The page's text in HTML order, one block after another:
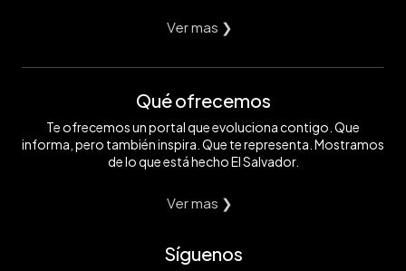
Ver mas ❯
Qué ofrecemos
Te ofrecemos un portal que evoluciona contigo. Que
informa, pero también inspira. Que te representa. Mostramos
de lo que está hecho El Salvador.
Ver mas ❯
Síguenos